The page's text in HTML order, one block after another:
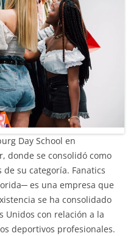
Day School en
donde se consolidó como
su categoría. Fanatics
es una empresa que
se ha consolidado
Unidos con relación a la
deportivos profesionales.